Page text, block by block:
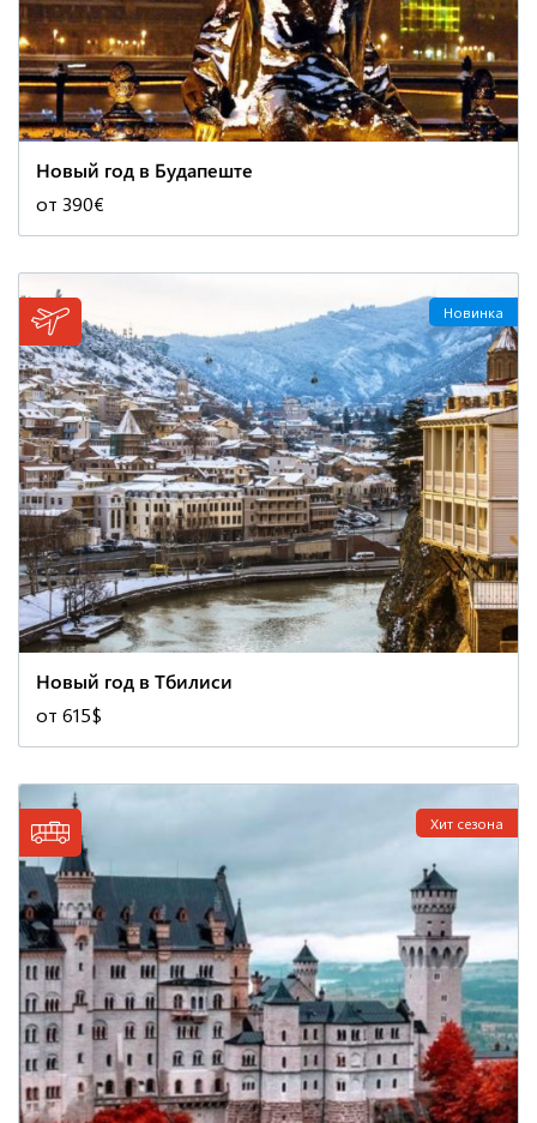
Новый год в Будапеште
от 390€
Новинка
Новый год в Тбилиси
от 615$
Хит сезона